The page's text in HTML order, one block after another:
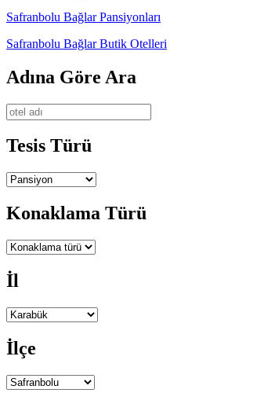
Safranbolu Bağlar Pansiyonları
Safranbolu Bağlar Butik Otelleri
Adına Göre Ara
Tesis Türü
Konaklama Türü
İl
İlçe